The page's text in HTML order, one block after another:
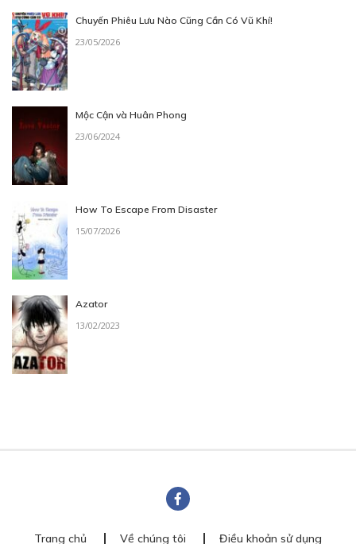
Chuyến Phiêu Lưu Nào Cũng Cần Có Vũ Khí!
23/05/2026
Mộc Cận và Huân Phong
23/06/2024
How To Escape From Disaster
15/07/2026
Azator
13/02/2023
Trang chủ Về chúng tôi Điều khoản sử dụng